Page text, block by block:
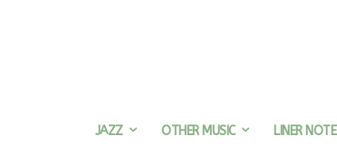
JAZZ OTHER MUSIC LINER NOTE